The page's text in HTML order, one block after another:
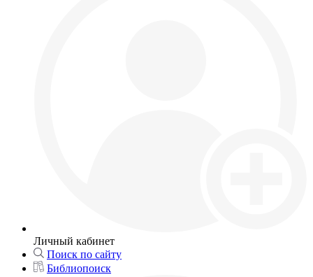
Личный кабинет
Поиск по сайту
Библиопоиск